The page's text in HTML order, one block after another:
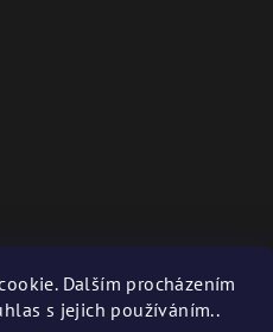
Dalším procházením
s jejich používáním..